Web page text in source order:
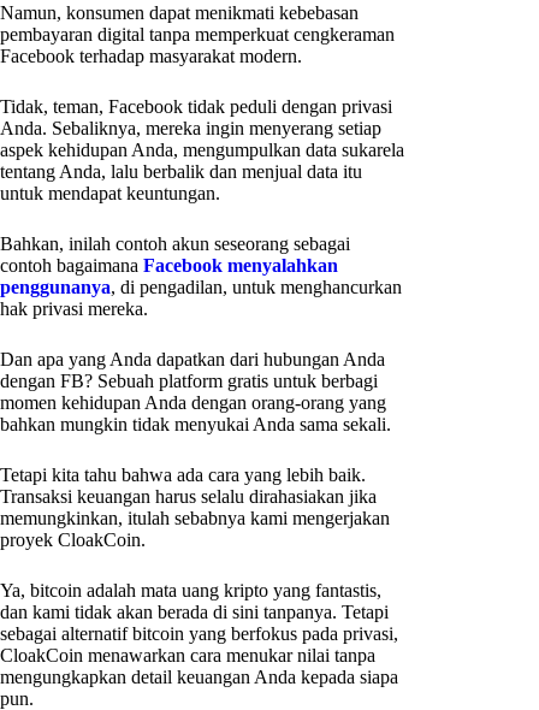
Namun, konsumen dapat menikmati kebebasan
pembayaran digital tanpa memperkuat cengkeraman
Facebook terhadap masyarakat modern.
Tidak, teman, Facebook tidak peduli dengan privasi
Anda. Sebaliknya, mereka ingin menyerang setiap
aspek kehidupan Anda, mengumpulkan data sukarela
tentang Anda, lalu berbalik dan menjual data itu
untuk mendapat keuntungan.
Bahkan, inilah contoh akun seseorang sebagai
contoh bagaimana Facebook menyalahkan
penggunanya, di pengadilan, untuk menghancurkan
hak privasi mereka.
Dan apa yang Anda dapatkan dari hubungan Anda
dengan FB? Sebuah platform gratis untuk berbagi
momen kehidupan Anda dengan orang-orang yang
bahkan mungkin tidak menyukai Anda sama sekali.
Tetapi kita tahu bahwa ada cara yang lebih baik.
Transaksi keuangan harus selalu dirahasiakan jika
memungkinkan, itulah sebabnya kami mengerjakan
proyek CloakCoin.
Ya, bitcoin adalah mata uang kripto yang fantastis,
dan kami tidak akan berada di sini tanpanya. Tetapi
sebagai alternatif bitcoin yang berfokus pada privasi,
CloakCoin menawarkan cara menukar nilai tanpa
mengungkapkan detail keuangan Anda kepada siapa
pun.